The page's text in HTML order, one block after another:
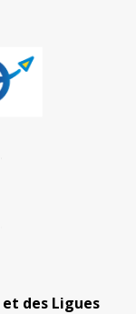
des Ligues